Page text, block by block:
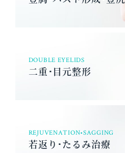
DOUBLE EYELIDS
二重･目元整形
REJUVENATION•SAGGING
若返り･たるみ治療